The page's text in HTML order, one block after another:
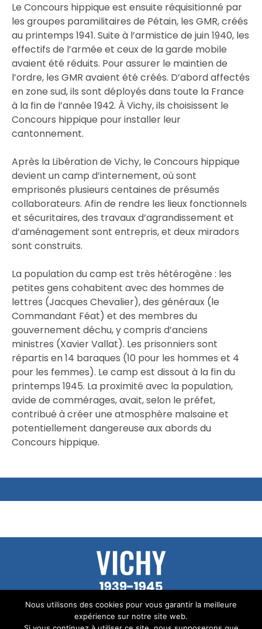
Le Concours hippique est ensuite réquisitionné par
les groupes paramilitaires de Pétain, les GMR, créés
au printemps 1941. Suite à l’armistice de juin 1940, les
effectifs de l’armée et ceux de la garde mobile
avaient été réduits. Pour assurer le maintien de
l’ordre, les GMR avaient été créés. D’abord affectés
en zone sud, ils sont déployés dans toute la France
à la fin de l’année 1942. À Vichy, ils choisissent le
Concours hippique pour installer leur
cantonnement.
Après la Libération de Vichy, le Concours hippique
devient un camp d’internement, où sont
emprisonés plusieurs centaines de présumés
collaborateurs. Afin de rendre les lieux fonctionnels
et sécuritaires, des travaux d’agrandissement et
d’aménagement sont entrepris, et deux miradors
sont construits.
La population du camp est très hétérogène : les
petites gens cohabitent avec des hommes de
lettres (Jacques Chevalier), des généraux (le
Commandant Féat) et des membres du
gouvernement déchu, y compris d’anciens
ministres (Xavier Vallat). Les prisonniers sont
répartis en 14 baraques (10 pour les hommes et 4
pour les femmes). Le camp est dissout à la fin du
printemps 1945. La proximité avec la population,
avide de commérages, avait, selon le préfet,
contribué à créer une atmosphère malsaine et
potentiellement dangereuse aux abords du
Concours hippique.
© Tous les textes de ce site sont la propriété
d’Audrey Mallet.
Nous utilisons des cookies pour vous garantir la meilleure
expérience sur notre site web.